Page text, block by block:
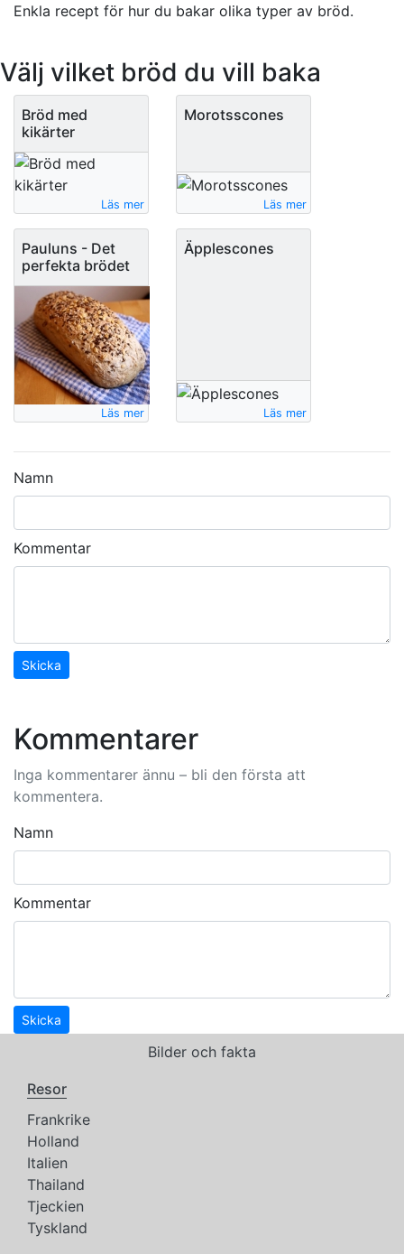
Enkla recept för hur du bakar olika typer av bröd.
Välj vilket bröd du vill baka
Bröd med
kikärter
Läs mer
Morotsscones
Läs mer
Pauluns - Det
perfekta brödet
Läs mer
Äpplescones
Läs mer
Namn
Kommentar
Skicka
Kommentarer
Inga kommentarer ännu – bli den första att
kommentera.
Namn
Kommentar
Skicka
Bilder och fakta
Resor
Frankrike
Holland
Italien
Thailand
Tjeckien
Tyskland